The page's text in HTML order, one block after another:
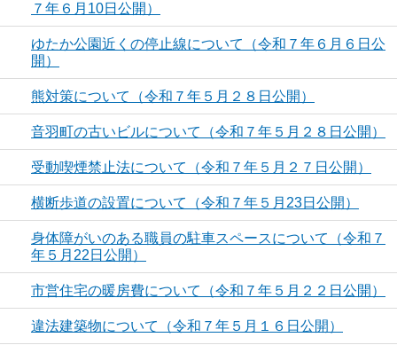
７年６月10日公開）
ゆたか公園近くの停止線について（令和７年６月６日公
開）
熊対策について（令和７年５月２８日公開）
音羽町の古いビルについて（令和７年５月２８日公開）
受動喫煙禁止法について（令和７年５月２７日公開）
横断歩道の設置について（令和７年５月23日公開）
身体障がいのある職員の駐車スペースについて（令和７
年５月22日公開）
市営住宅の暖房費について（令和７年５月２２日公開）
違法建築物について（令和７年５月１６日公開）